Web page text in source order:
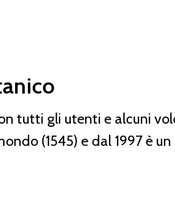
tutti gli utenti e alcuni
(1545) e dal 1997 è